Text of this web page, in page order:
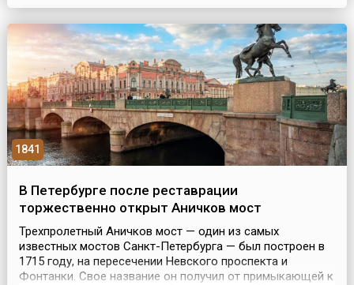
французов на восто...
1841
В Петербурге после реставрации
торжественно открыт Аничков мост
Трехпролетный Аничков мост — один из самых
известных мостов Санкт-Петербурга — был построен в
1715 году, на пересечении Невского проспекта и
Фонтанки. Свое название он получил от примыкающей к